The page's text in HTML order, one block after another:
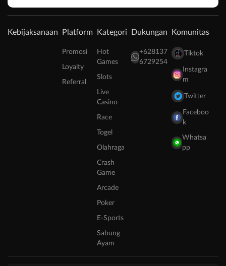
Kebijaksanaan Platform
Promosi
Loyalty
Referral
Kategori
Hot
Games
Slots
Live
Casino
Race
Togel
Olahraga
Crash
Game
Arcade
Poker
E-Sports
Sabung
Ayam
Dukungan
+628137
6729254
Komunitas
Tiktok
Instagra
m
Twitter
Faceboo
k
Whatsa
pp